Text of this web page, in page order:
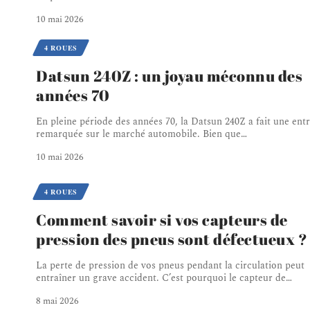
10 mai 2026
4 ROUES
Datsun 240Z : un joyau méconnu des
années 70
En pleine période des années 70, la Datsun 240Z a fait une
remarquée sur le marché automobile. Bien que…
10 mai 2026
4 ROUES
Comment savoir si vos capteurs de
pression des pneus sont défectueux ?
La perte de pression de vos pneus pendant la circulation peut
entraîner un grave accident. C’est pourquoi le capteur de…
8 mai 2026